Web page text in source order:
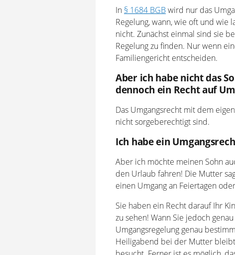
In § 1684 BGBwird nur das
Regelung, wann, wie oft und wie
nicht. Zunächst einmal sind sie
Regelung zu finden. Nur wenn
Familiengericht entscheiden.
Aber ich habe nicht das
dennoch ein Recht auf
Das Umgangsrecht mit dem
nicht sorgeberechtigt sind.
Ich habe ein
Aber ich möchte meinen Sohn
den Urlaub fahren! Die Mutter
einen Umgang an Feiertagen
Sie haben ein Recht darauf Ihr
zu sehen! Wann Sie jedoch
Umgangsregelung genau
Heiligabend bei der Mutter